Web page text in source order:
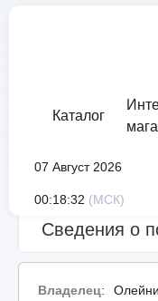
Каталог
07 Август 2026
00:18:32 (МСК)
Сведения о
Владелец: